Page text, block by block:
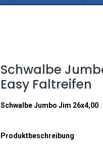
Schwalbe
Easy Faltreifen
Schwalbe Jumbo Jim 26x4,00
Produktbeschreibung